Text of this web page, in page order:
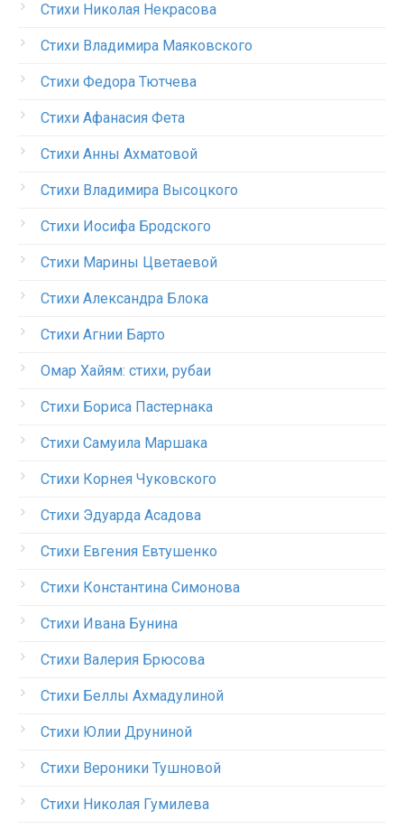
Стихи Николая Некрасова
Стихи Владимира Маяковского
Стихи Федора Тютчева
Стихи Афанасия Фета
Стихи Анны Ахматовой
Стихи Владимира Высоцкого
Стихи Иосифа Бродского
Стихи Марины Цветаевой
Стихи Александра Блока
Стихи Агнии Барто
Омар Хайям: стихи, рубаи
Стихи Бориса Пастернака
Стихи Самуила Маршака
Стихи Корнея Чуковского
Стихи Эдуарда Асадова
Стихи Евгения Евтушенко
Стихи Константина Симонова
Стихи Ивана Бунина
Стихи Валерия Брюсова
Стихи Беллы Ахмадулиной
Стихи Юлии Друниной
Стихи Вероники Тушновой
Стихи Николая Гумилева